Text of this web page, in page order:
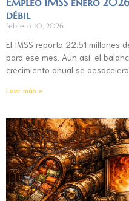
débil
febrero 10, 2026
El IMSS reporta 22.51 millones
para ese mes. Aun así, el
crecimiento anual se desacelera.
Leer más »